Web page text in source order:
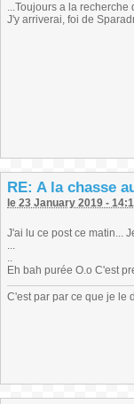
...Toujours a la
J'y arriverai, foi de
RE: A la chasse
le 23 January 2019 -
J'ai lu ce post ce matin...
...
..
Eh bah purée O.o C'est
C'est par par ce que je le